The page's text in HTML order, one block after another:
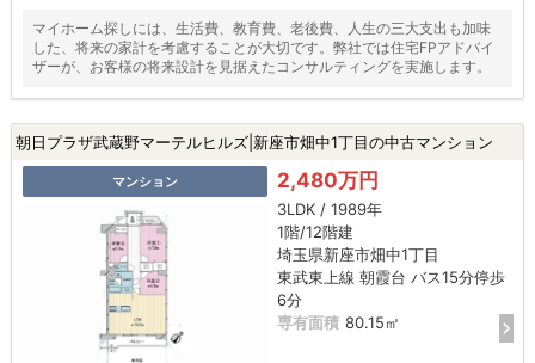
マイホーム探しには、生活費、教育費、老後費、人生の三大支出も加味
した、将来の家計を考慮することが大切です。弊社では住宅FPアドバイ
ザーが、お客様の将来設計を見据えたコンサルティングを実施します。
朝日プラザ武蔵野マーテルヒルズ|新座市畑中1丁目の中古マンション
マンション 2,480万円
3LDK / 1989年
1階/12階建
埼玉県新座市畑中1丁目
東武東上線 朝霞台 バス15分停歩
6分
専有面積 80.15㎡